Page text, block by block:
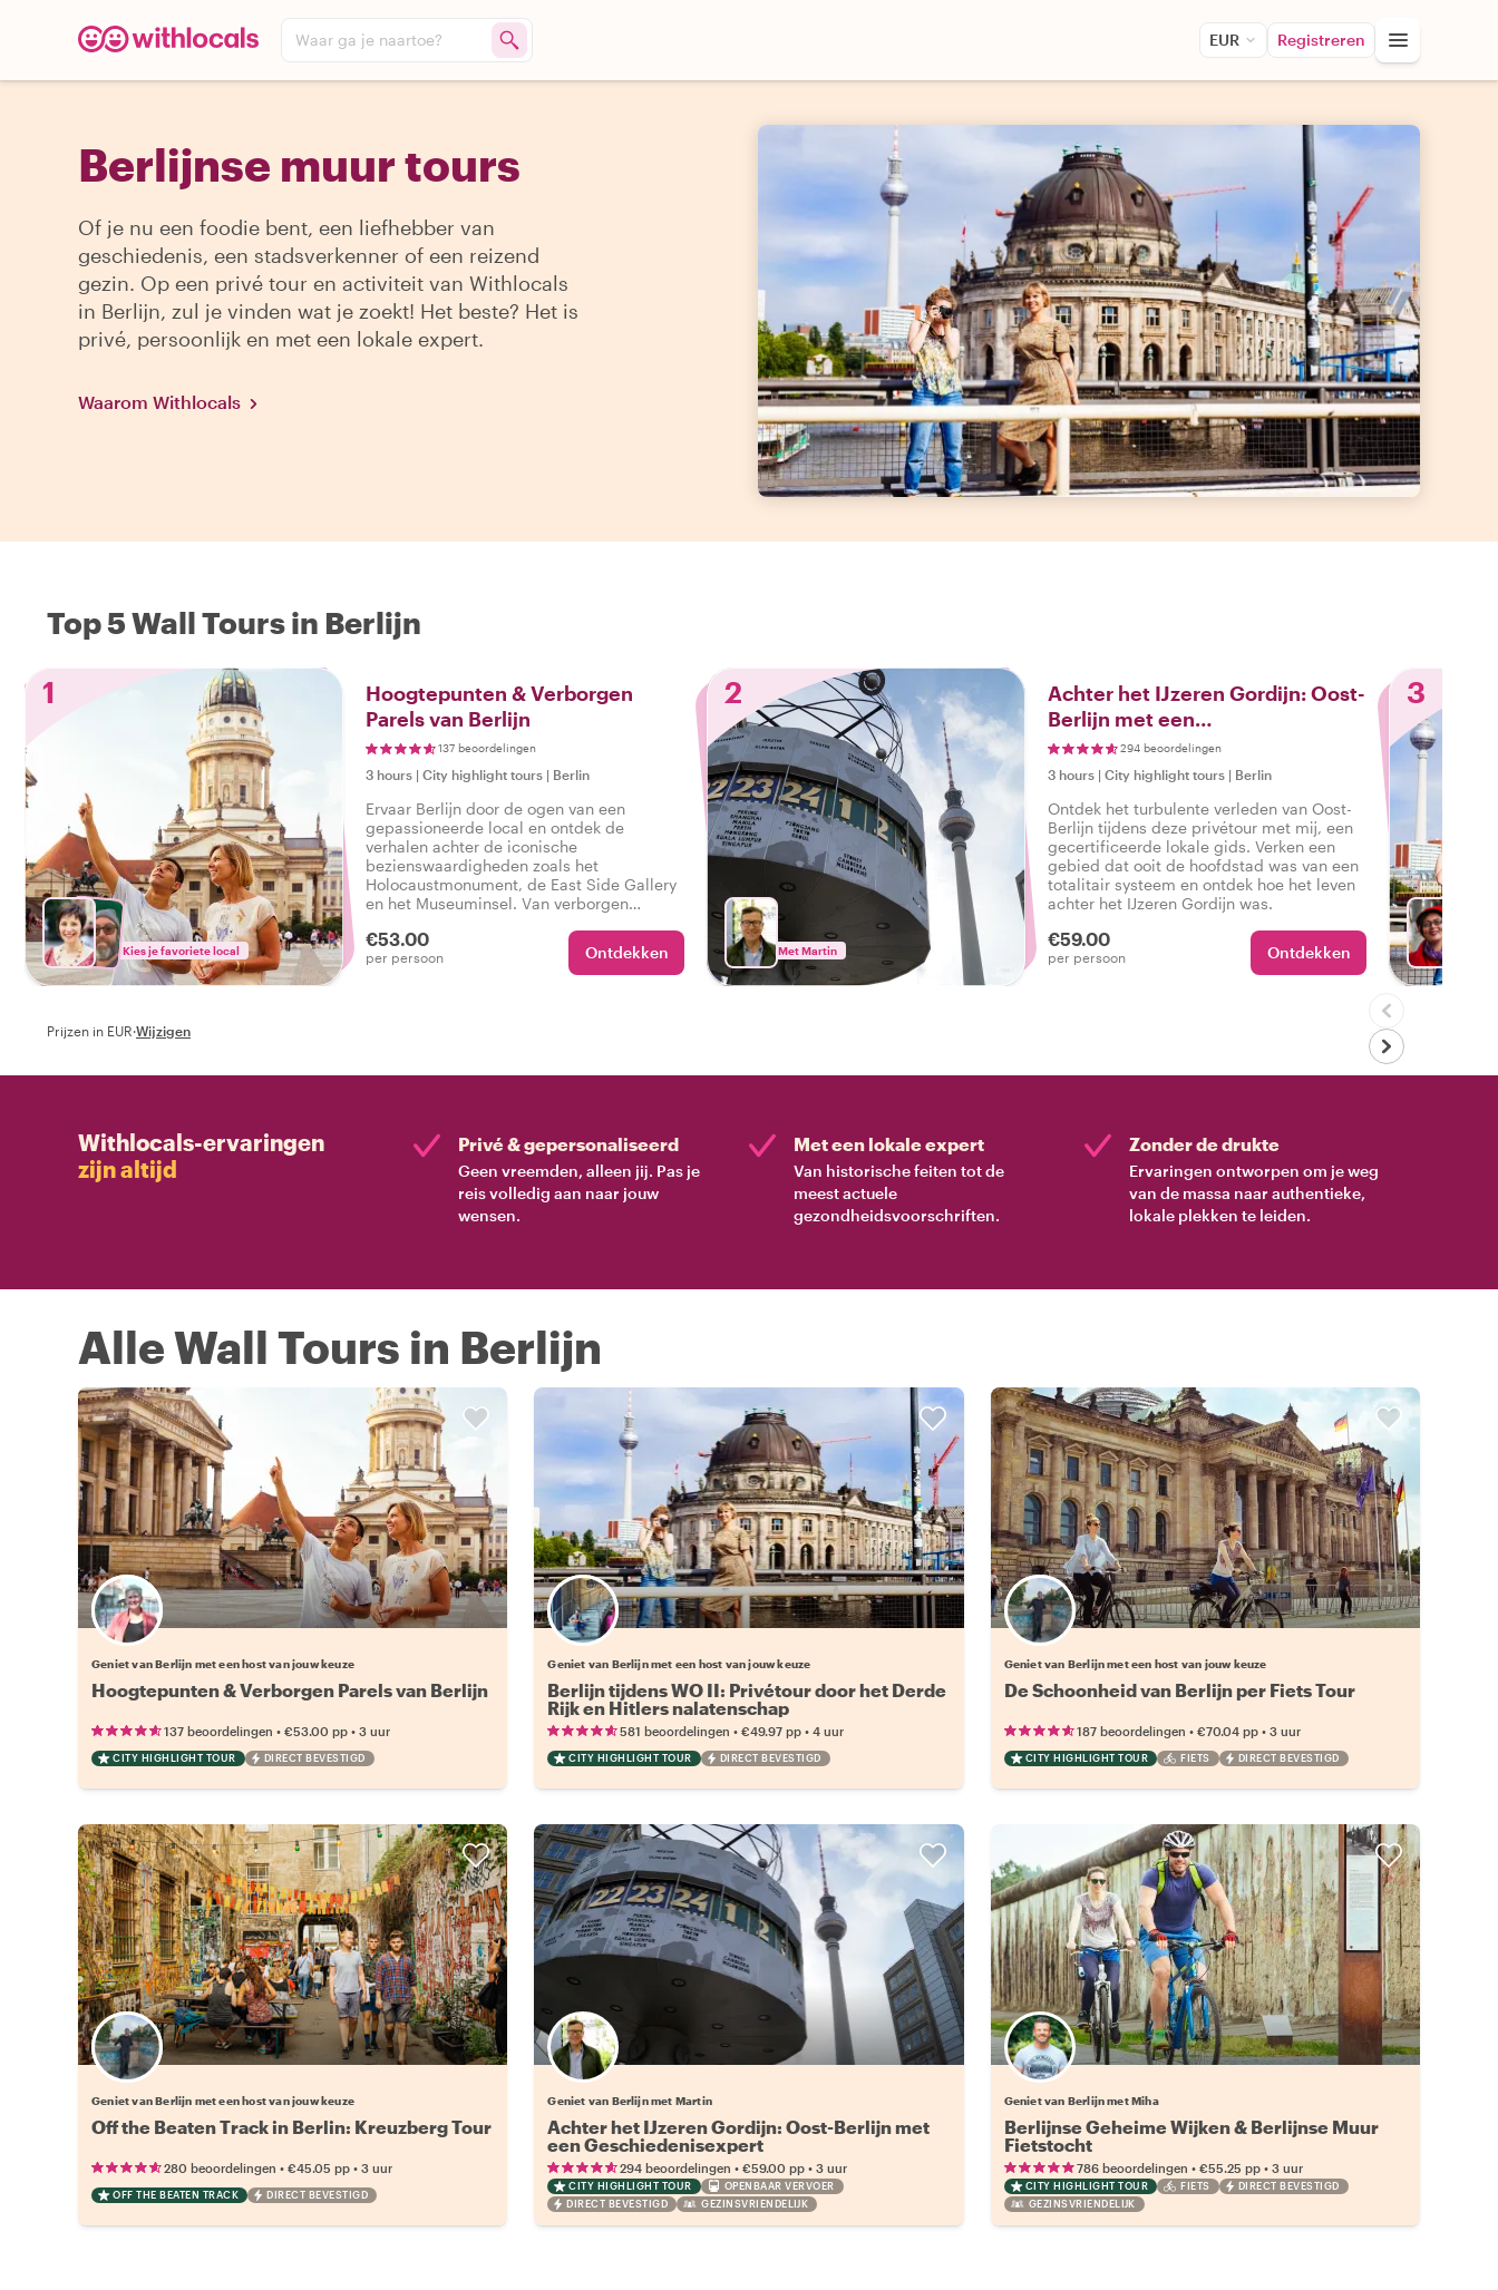
Waar ga je naartoe? EUR Registreren
Berlijnse muur tours
Of je nu een foodie bent, een liefhebber van
geschiedenis, een stadsverkenner of een reizend
gezin. Op een privé tour en activiteit van Withlocals
in Berlijn, zul je vinden wat je zoekt! Het beste? Het is
privé, persoonlijk en met een lokale expert.
Waarom Withlocals
Top 5 Wall Tours in Berlijn
1
Kies je favoriete local
Hoogtepunten & Verborgen
Parels van Berlijn
137 beoordelingen
3 hours | City highlight tours | Berlin
Ervaar Berlijn door de ogen van een
gepassioneerde local en ontdek de
verhalen achter de iconische
bezienswaardigheden zoals het
Holocaustmonument, de East Side Gallery
en het Museuminsel. Van verborgen
laat je de stad buiten de gebaande paden
zien. Maak je klaar voor een persoonlijk
avontuur vol cultuur, geschiedenis en
€53.00
per persoon Ontdekken
2
Met Martin
Achter het IJzeren Gordijn: Oost-
Berlijn met een
Geschiedenisexpert
294 beoordelingen
3 hours | City highlight tours | Berlin
Ontdek het turbulente verleden van Oost-
Berlijn tijdens deze privétour met mij, een
gecertificeerde lokale gids. Verken een
gebied dat ooit de hoofdstad was van een
totalitair systeem en ontdek hoe het leven
achter het IJzeren Gordijn was.
€59.00
per persoon Ontdekken
3
Prijzen in EUR·Wijzigen
Withlocals-ervaringen
zijn altijd
Privé & gepersonaliseerd
Geen vreemden, alleen jij. Pas je
reis volledig aan naar jouw
wensen.
Met een lokale expert
Van historische feiten tot de
meest actuele
gezondheidsvoorschriften.
Zonder de drukte
Ervaringen ontworpen om je weg
van de massa naar authentieke,
lokale plekken te leiden.
Alle Wall Tours in Berlijn
Kies jouw favoriete local
Geniet van Berlijn met een host van jouw keuze
Hoogtepunten & Verborgen Parels van Berlijn
137 beoordelingen • €53.00 pp • 3 uur
CITY HIGHLIGHT TOUR DIRECT BEVESTIGD
Kies jouw favoriete local
Geniet van Berlijn met een host van jouw keuze
Berlijn tijdens WO II: Privétour door het Derde
Rijk en Hitlers nalatenschap
581 beoordelingen •€49.97 pp •4 uur
CITY HIGHLIGHT TOUR DIRECT BEVESTIGD
Kies jouw favoriete local
Geniet van Berlijn met een host van jouw keuze
De Schoonheid van Berlijn per Fiets Tour
187 beoordelingen • €70.04 pp• 3 uur
CITY HIGHLIGHT TOUR FIETS DIRECT BEVESTIGD
Kies jouw favoriete local
Geniet van Berlijn met een host van jouw keuze
Off the Beaten Track in Berlin: Kreuzberg Tour
280 beoordelingen • €45.05 pp • 3 uur
OFF THE BEATEN TRACK DIRECT BEVESTIGD
Geniet van Berlijn met Martin
Achter het IJzeren Gordijn: Oost-Berlijn met
een Geschiedenisexpert
294 beoordelingen •€59.00 pp •3 uur
CITY HIGHLIGHT TOUR
OPENBAAR VERVOER
DIRECT BEVESTIGD
GEZINSVRIENDELIJK
Geniet van Berlijn met Miha
Berlijnse Geheime Wijken & Berlijnse Muur
Fietstocht
786 beoordelingen • €55.25 pp• 3 uur
CITY HIGHLIGHT TOUR FIETS
DIRECT BEVESTIGD
GEZINSVRIENDELIJK